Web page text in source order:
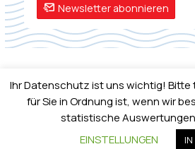
Newsletter abonnieren
Ihr Datenschutz ist uns wichtig! Bitte
für Sie in Ordnung ist, wenn wir
statistische
EINSTELLUNGEN
IN